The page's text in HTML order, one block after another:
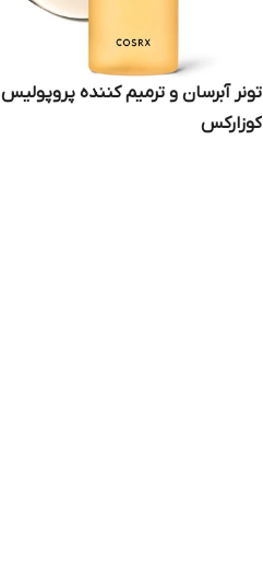
تونر آبرسان و ترمیم کننده پروپولیس
کوزارکس